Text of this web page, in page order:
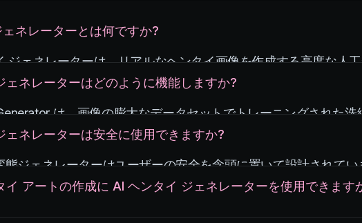
ネレーターとは何ですか?
ジェネレーターは、リアルなヘンタイ画像を作成する高度な人
械学習アルゴリズムを活用して、高品質でリアルなビジュアルを
ェネレーターはどのように機能しますか?
は、画像の膨大なデータセットでトレーニングされた
ンと特徴を分析することで、詳細でリアルなエロ画像を生成でき
ェネレーターは安全に使用できますか?
態ジェネレーターはユーザーの安全を念頭に置いて設計されてい
生成されたコンテンツが倫理的であり、プライバシーが尊重さ
イ アートの作成に AI ヘンタイ ジェネレーターを使用できます